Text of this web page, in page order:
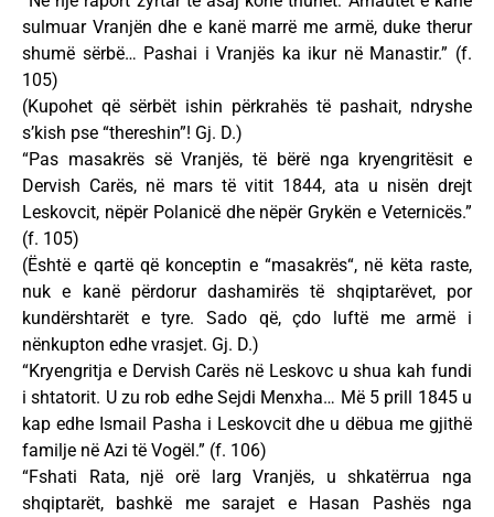
sulmuar Vranjën dhe e kanë marrë me armë, duke therur
shumë sërbë… Pashai i Vranjës ka ikur në Manastir.” (f.
105)
(Kupohet që sërbët ishin përkrahës të pashait, ndryshe
s’kish pse “thereshin”! Gj. D.)
“Pas masakrës së Vranjës, të bërë nga kryengritësit e
Dervish Carës, në mars të vitit 1844, ata u nisën drejt
Leskovcit, nëpër Polanicë dhe nëpër Grykën e Veternicës.”
(f. 105)
(Është e qartë që konceptin e “masakrës“, në këta raste,
nuk e kanë përdorur dashamirës të shqiptarëvet, por
kundërshtarët e tyre. Sado që, çdo luftë me armë i
nënkupton edhe vrasjet. Gj. D.)
“Kryengritja e Dervish Carës në Leskovc u shua kah fundi
i shtatorit. U zu rob edhe Sejdi Menxha… Më 5 prill 1845 u
kap edhe Ismail Pasha i Leskovcit dhe u dëbua me gjithë
familje në Azi të Vogël.” (f. 106)
“Fshati Rata, një orë larg Vranjës, u shkatërrua nga
shqiptarët, bashkë me sarajet e Hasan Pashës nga